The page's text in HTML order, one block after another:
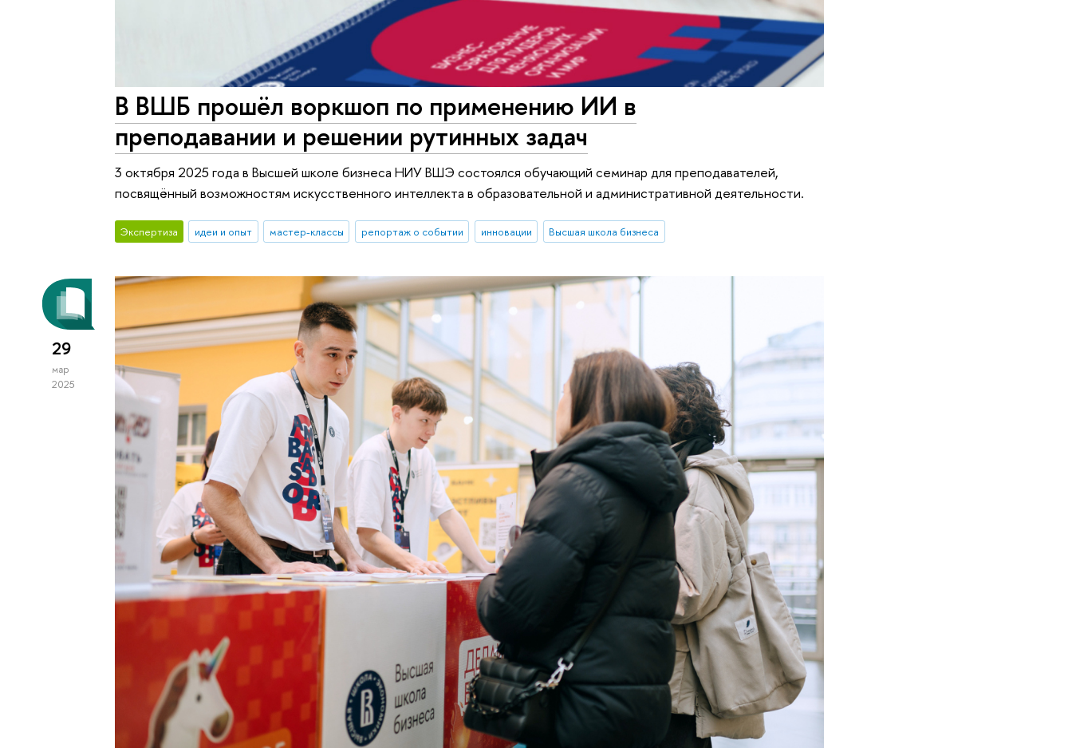
В ВШБ прошёл воркшоп по применению ИИ в
преподавании и решении рутинных задач
3 октября 2025 года в Высшей школе бизнеса НИУ ВШЭ состоялся обучающий семинар для преподавателей,
посвящённый возможностям искусственного интеллекта в образовательной и административной деятельности.
Экспертиза идеи и опыт мастер-классы репортаж о событии инновации Высшая школа бизнеса
29
мар
2025